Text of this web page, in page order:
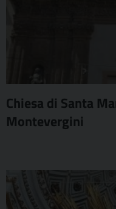
Chiesa di Santa
Montevergini